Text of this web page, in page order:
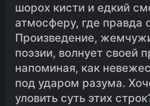
шорох кисти и едкий
атмосферу, где правда
Произведение,
поэзии, волнует своей
напоминая, как
под ударом разума.
уловить суть этих